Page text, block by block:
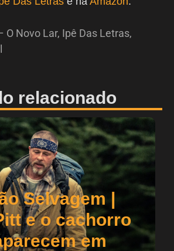
O Novo Lar, Ipê Das Letras,
relacionado
Selvagem |
e o cachorro
em